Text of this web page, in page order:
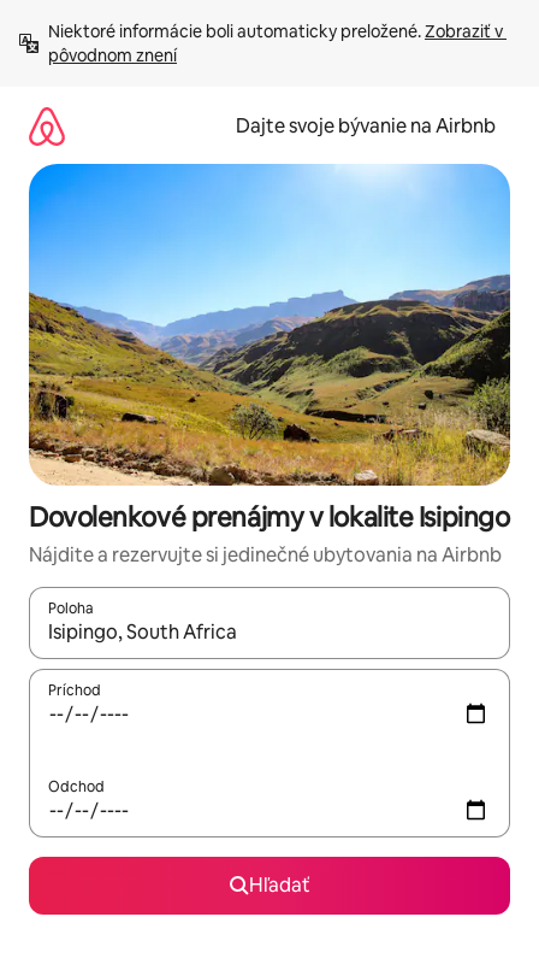
obsah.
Niektoré informácie boli automaticky preložené. Zobraziť v
pôvodnom znení
Dajte svoje bývanie na Airbnb
Dovolenkové prenájmy v lokalite Isipingo
Nájdite a rezervujte si jedinečné ubytovania na Airbnb
Poloha
Keď budú výsledky k dispozícii, môžete si ich prechádzať
Príchod
Odchod
Hľadať